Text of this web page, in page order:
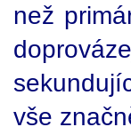
než
vše